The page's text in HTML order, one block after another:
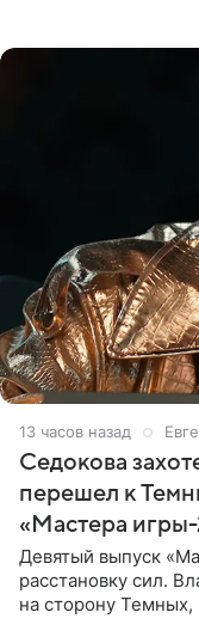
13 часов назад
Седокова
перешел к
«Мастера
Девятый выпуск
расстановку сил.
на сторону